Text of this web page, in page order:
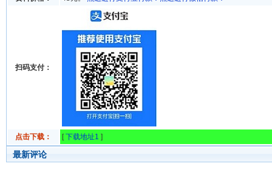
扫码支付：
点击下载： [下载地址1 ]
最新评论